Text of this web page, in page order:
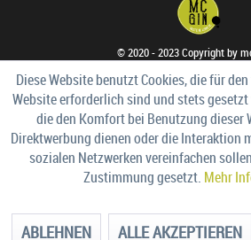
© 2020 - 2023 Copyright by
Diese Website benutzt Cookies, die für
Website erforderlich sind und stets gesetzt
die den Komfort bei Benutzung dieser
Direktwerbung dienen oder die Interaktion
sozialen Netzwerken vereinfachen
Zustimmung gesetzt. Mehr
ABLEHNEN ALLE AKZEPTIEREN